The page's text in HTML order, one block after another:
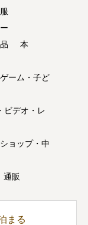
本
ーム・子ど
ビデオ・レ
ョップ・中
通販
まる